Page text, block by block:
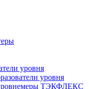
уровня
уровня
ТЭКФЛЕКС